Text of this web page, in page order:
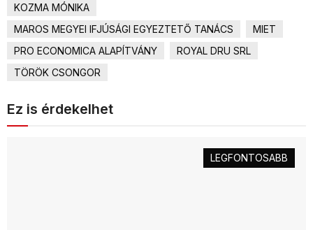
KOZMA MÓNIKA
MAROS MEGYEI IFJÚSÁGI EGYEZTETŐ TANÁCS
MIET
PRO ECONOMICA ALAPÍTVÁNY
ROYAL DRU SRL
TÖRÖK CSONGOR
Ez is érdekelhet
LEGFONTOSABB